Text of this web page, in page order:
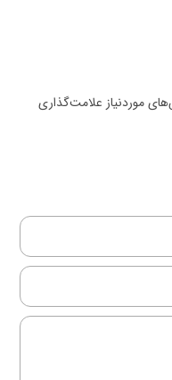
موردنیاز علامت‌گذاری